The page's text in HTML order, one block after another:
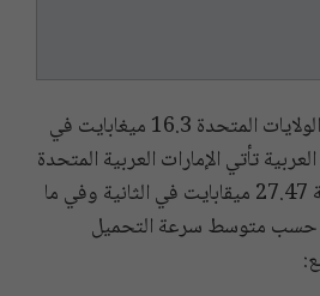
ويبلغ متوسط السرعة في الولايات المتحدة 16.3 ميغابايت في
تأتي الإمارات العربية المتحدة
في الصدارة بمتوسط سرعة 27.47 ميقابايت في الثانية وفي ما
حسب متوسط سرعة التحميل